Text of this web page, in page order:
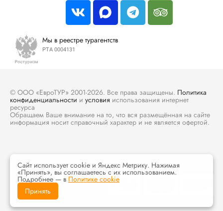
Мы в реестре турагентств
РТА 0004131
© ООО «ЕвроТУР» 2001-2026. Все права защищены. Политика
конфиденциальности и условия использования интернет
ресурса
Обращаем Ваше внимание на то, что вся размещённая на сайте
информация носит справочный характер и не является офертой.
Сайт использует cookie и Яндекс Метрику. Нажимая
«Принять», вы соглашаетесь с их использованием.
Подробнее — в Политике cookie
Принять